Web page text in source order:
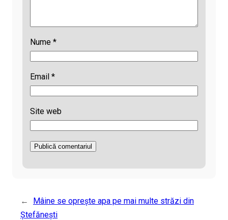
Nume *
Email *
Site web
←
Mâine se oprește apa pe mai multe străzi din
Ștefănești